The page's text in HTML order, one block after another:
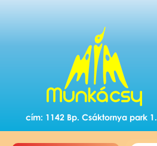
cím: 1142 Bp. Csáktornya park 1.